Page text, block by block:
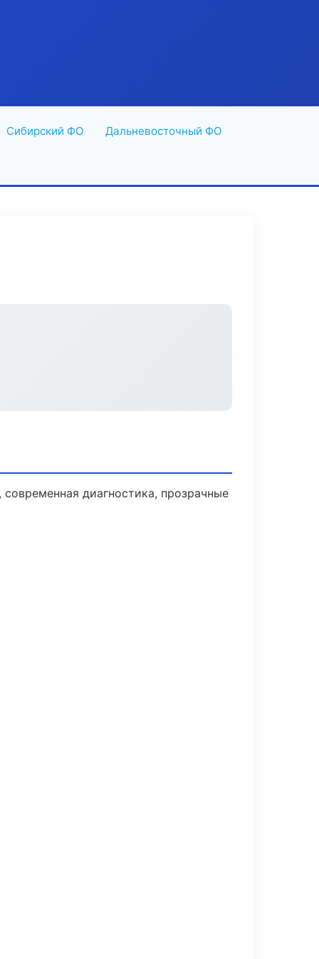
Сибирский ФО Дальневосточный ФО
диагностика, прозрачные